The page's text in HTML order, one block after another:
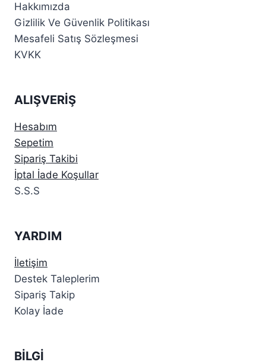
Hakkımızda
Gizlilik Ve Güvenlik Politikası
Mesafeli Satış Sözleşmesi
KVKK
ALIŞVERİŞ
Hesabım
Sepetim
Sipariş Takibi
İptal İade Koşullar
S.S.S
YARDIM
İletişim
Destek Taleplerim
Sipariş Takip
Kolay İade
BİLGİ